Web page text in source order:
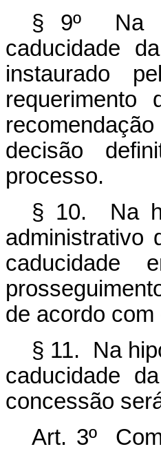
§ 9º Na
caducidade
instaurado
decisão
processo.
§ 10. Na
administrativo
caducidade
de acordo
§ 11. Na
caducidade
concessão
Art. 3º